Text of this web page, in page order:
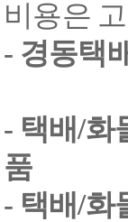
비용은
- 경동택
- 택배/화
품
- 택배/화